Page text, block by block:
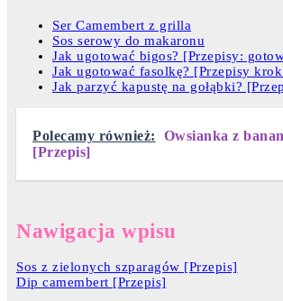
Ser Camembert z grilla
Sos serowy do makaronu
Jak ugotować bigos? [Przepisy:
Jak ugotować fasolkę? [Przepisy
Jak parzyć kapustę na gołąbki?
Polecamy również:
Owsianka z
[Przepis]
Nawigacja wpisu
Sos z zielonych szparagów [Przepis]
Dip camembert [Przepis]